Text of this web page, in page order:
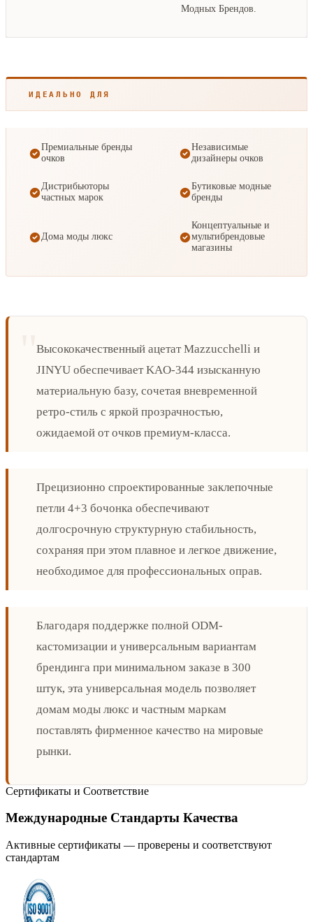
Модных Брендов.
ИДЕАЛЬНО ДЛЯ
Премиальные бренды
очков
Независимые
дизайнеры очков
Дистрибьюторы
частных марок
Бутиковые модные
бренды
Дома моды люкс
Концептуальные и
мультибрендовые
магазины
Высококачественный ацетат Mazzucchelli и
JINYU обеспечивает KAO-344 изысканную
материальную базу, сочетая вневременной
ретро-стиль с яркой прозрачностью,
ожидаемой от очков премиум-класса.
Прецизионно спроектированные заклепочные
петли 4+3 бочонка обеспечивают
долгосрочную структурную стабильность,
сохраняя при этом плавное и легкое движение,
необходимое для профессиональных оправ.
Благодаря поддержке полной ODM-
кастомизации и универсальным вариантам
брендинга при минимальном заказе в 300
штук, эта универсальная модель позволяет
домам моды люкс и частным маркам
поставлять фирменное качество на мировые
рынки.
Сертификаты и Соответствие
Международные Стандарты Качества
Активные сертификаты — проверены и соответствуют
стандартам